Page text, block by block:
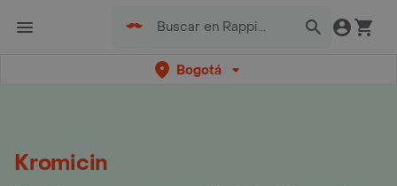
Bogotá
Kromicin